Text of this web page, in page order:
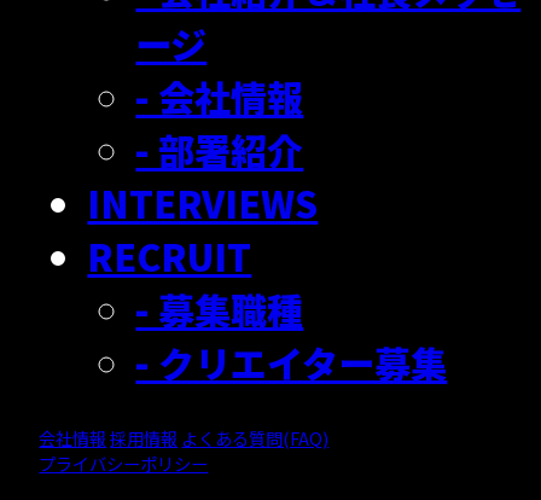
ージ
- 会社情報
- 部署紹介
INTERVIEWS
RECRUIT
- 募集職種
- クリエイター募集
会社情報 採用情報 よくある質問(FAQ)
プライバシーポリシー